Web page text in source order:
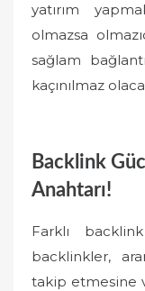
yatırım
olmazsa
sağlam
kaçınılmaz
Backlink
Anahtarı!
Farklı
backlinkler,
takip etmesine